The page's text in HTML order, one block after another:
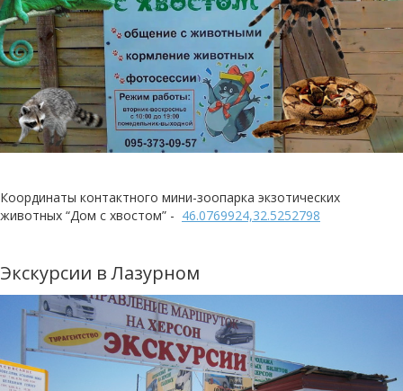
Координаты контактного мини-зоопарка экзотических
животных “Дом с хвостом” - 46.0769924,32.5252798
Экскурсии в Лазурном